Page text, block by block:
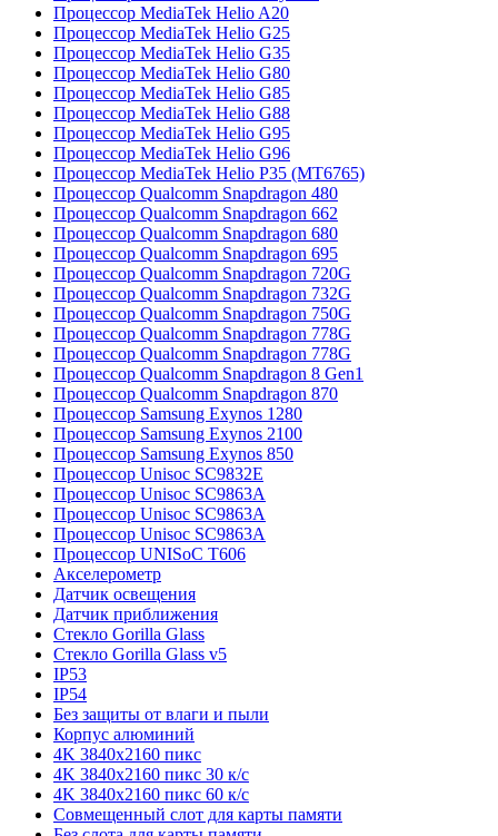
Процессор MediaTek Helio A20
Процессор MediaTek Helio G25
Процессор MediaTek Helio G35
Процессор MediaTek Helio G80
Процессор MediaTek Helio G85
Процессор MediaTek Helio G88
Процессор MediaTek Helio G95
Процессор MediaTek Helio G96
Процессор MediaTek Helio P35 (MT6765)
Процессор Qualcomm Snapdragon 480
Процессор Qualcomm Snapdragon 662
Процессор Qualcomm Snapdragon 680
Процессор Qualcomm Snapdragon 695
Процессор Qualcomm Snapdragon 720G
Процессор Qualcomm Snapdragon 732G
Процессор Qualcomm Snapdragon 750G
Процессор Qualcomm Snapdragon 778G
Процессор Qualcomm Snapdragon 778G
Процессор Qualcomm Snapdragon 8 Gen1
Процессор Qualcomm Snapdragon 870
Процессор Samsung Exynos 1280
Процессор Samsung Exynos 2100
Процессор Samsung Exynos 850
Процессор Unisoc SC9832E
Процессор Unisoc SC9863A
Процессор Unisoc SC9863A
Процессор Unisoc SC9863A
Процессор UNISoC T606
Акселерометр
Датчик освещения
Датчик приближения
Стекло Gorilla Glass
Стекло Gorilla Glass v5
IP53
IP54
Без защиты от влаги и пыли
Корпус алюминий
4K 3840x2160 пикс
4K 3840x2160 пикс 30 к/с
4K 3840x2160 пикс 60 к/с
Совмещенный слот для карты памяти